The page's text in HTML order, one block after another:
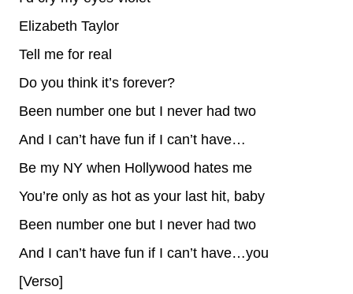
Elizabeth Taylor
Tell me for real
Do you think it’s forever?
Been number one but I never had two
And I can’t have fun if I can’t have…
Be my NY when Hollywood hates me
You’re only as hot as your last hit, baby
Been number one but I never had two
And I can’t have fun if I can’t have…you
[Verso]